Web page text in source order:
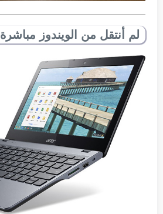
لم أنتقل من الويندوز مباشرة